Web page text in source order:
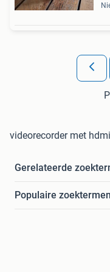
videorecorder met hdmi
Gerelateerde
Populaire zoektermen